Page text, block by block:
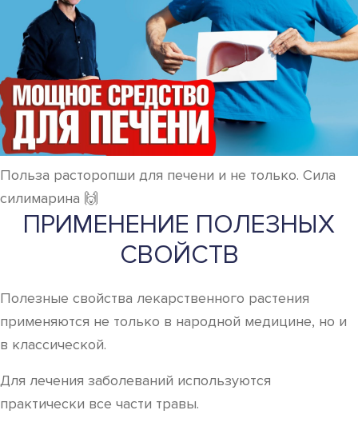
Польза расторопши для печени и не только. Сила
силимарина 🙌
ПРИМЕНЕНИЕ ПОЛЕЗНЫХ
СВОЙСТВ
Полезные свойства лекарственного растения
применяются не только в народной медицине, но и
в классической.
Для лечения заболеваний используются
практически все части травы.